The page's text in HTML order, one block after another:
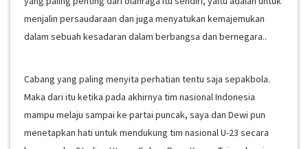
menjalin persaudaraan dan juga menyatukan kemajemukan
dalam sebuah kesadaran dalam berbangsa dan bernegara..
Cabang yang paling menyita perhatian tentu saja sepakbola.
Maka dari itu ketika pada akhirnya tim nasional Indonesia
mampu melaju sampai ke partai puncak, saya dan Dewi pun
menetapkan hati untuk mendukung tim nasional U-23 secara